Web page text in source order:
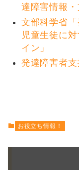
達障害情報・
文部科学省
児童生徒に
イン」
発達障害者支
お役立ち情報！